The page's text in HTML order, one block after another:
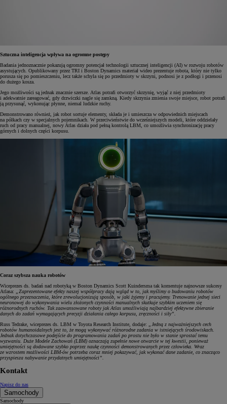
Sztuczna inteligencja wpływa na ogromne postępy
Badania jednoznacznie pokazują ogromny potencjał technologii sztucznej inteligencji (AI) w rozwoju robotów
asystujących. Opublikowany przez TRI i Boston Dynamics materiał wideo prezentuje robota, który nie tylko
porusza się po pomieszczeniu, lecz także schyla się po przedmioty w skrzyni, podnosi je z podłogi i przenosi
do dużego kosza.
Jego możliwości są jednak znacznie szersze. Atlas potrafi otworzyć skrzynię, wyjąć z niej przedmioty
i adekwatnie zareagować, gdy drzwiczki nagle się zamkną. Kiedy skrzynia zmienia swoje miejsce, robot potrafi
ją przysunąć, wykonując płynne, niemal ludzkie ruchy.
Demonstrowano również, jak robot sortuje elementy, składa je i umieszcza w odpowiednich miejscach
na półkach czy w specjalnych pojemnikach. W przeciwieństwie do wcześniejszych modeli, które oddzielały
ruch od pracy manualnej, nowy Atlas działa pod pełną kontrolą LBM, co umożliwia synchronizację pracy
górnych i dolnych części korpusu.
Coraz szybsza nauka robotów
Wiceprezes ds. badań nad robotyką w Boston Dynamics Scott Kuindersma tak komentuje najnowsze sukcesy
Atlasa:
„Zaprezentowane efekty naszej współpracy dają wgląd w to, jak myślimy o budowaniu robotów
ogólnego przeznaczenia, które zrewolucjonizują sposób, w jaki żyjemy i pracujemy. Trenowanie jednej sieci
neuronowej do wykonywania wielu złożonych czynności manualnych skutkuje szybkim uczeniem się
różnorodnych ruchów. Tak zaawansowane roboty jak Atlas umożliwiają najbardziej efektywne zbieranie
danych do zadań wymagających precyzji działania całego korpusu, zręczności i siły”.
Russ Tedrake, wiceprezes ds. LBM w Toyota Research Institute, dodaje:
„Jedną z najważniejszych cech
robotów humanoidalnych jest to, że mogą wykonywać różnorodne zadania w istniejących środowiskach.
Jednak dotychczasowe podejście do programowania zadań po prostu nie było w stanie sprostać temu
wyzwaniu. Duże Modele Zachowań (LBM) oznaczają zupełnie nowe otwarcie w tej kwestii, ponieważ
umiejętności są dodawane szybko poprzez naukę czynności demonstrowanych przez człowieka. Wraz
ze wzrostem możliwości LBM-ów potrzeba coraz mniej pokazywać, jak wykonać dane zadanie, co znacząco
przyspiesza nabywanie przydatnych umiejętności”.
Kontakt
Napisz do nas
Samochody
Samochody